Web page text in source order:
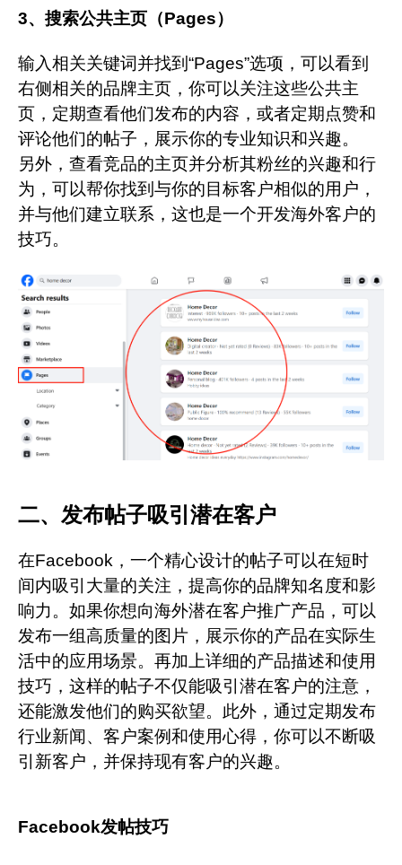
3、搜索公共主页（Pages）
输入相关关键词并找到“Pages”选项，可以看到
右侧相关的品牌主页，你可以关注这些公共主
页，定期查看他们发布的内容，或者定期点赞和
评论他们的帖子，展示你的专业知识和兴趣。
另外，查看竞品的主页并分析其粉丝的兴趣和行
为，可以帮你找到与你的目标客户相似的用户，
并与他们建立联系，这也是一个开发海外客户的
技巧。
二、发布帖子吸引潜在客户
在Facebook，一个精心设计的帖子可以在短时
间内吸引大量的关注，提高你的品牌知名度和影
响力。如果你想向海外潜在客户推广产品，可以
发布一组高质量的图片，展示你的产品在实际生
活中的应用场景。再加上详细的产品描述和使用
技巧，这样的帖子不仅能吸引潜在客户的注意，
还能激发他们的购买欲望。此外，通过定期发布
行业新闻、客户案例和使用心得，你可以不断吸
引新客户，并保持现有客户的兴趣。
Facebook发帖技巧